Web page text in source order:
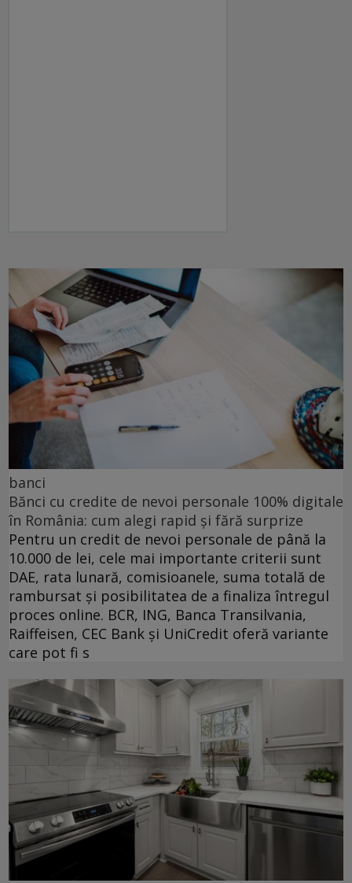
banci
Bănci cu credite de nevoi personale 100% digitale
în România: cum alegi rapid și fără surprize
Pentru un credit de nevoi personale de până la
10.000 de lei, cele mai importante criterii sunt
DAE, rata lunară, comisioanele, suma totală de
rambursat și posibilitatea de a finaliza întregul
proces online. BCR, ING, Banca Transilvania,
Raiffeisen, CEC Bank și UniCredit oferă variante
care pot fi s